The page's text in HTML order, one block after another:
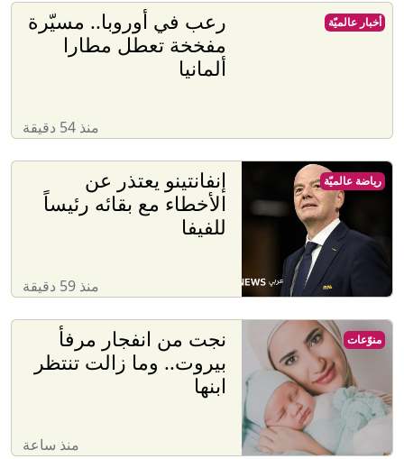
رعب في أوروبا.. مسيّرة
مفخخة تعطل مطارا
ألمانيا
منذ 54 دقيقة
أخبار عالميّة
إنفانتينو يعتذر عن
الأخطاء مع بقائه رئيساً
للفيفا
منذ 59 دقيقة
رياضة عالميّة
نجت من انفجار مرفأ
بيروت.. وما زالت تنتظر
ابنها
منذ ساعة
منوّعات